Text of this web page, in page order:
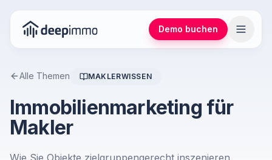
Demo buchen
Alle Themen MAKLERWISSEN
Immobilienmarketing für
Makler
Wie Sie Objekte zielgruppengerecht inszenieren,